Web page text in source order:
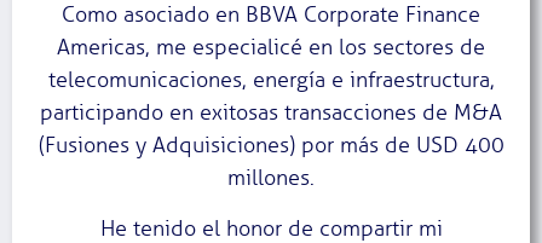
Como asociado en BBVA Corporate Finance
Americas, me especialicé en los sectores de
telecomunicaciones, energía e infraestructura,
participando en exitosas transacciones de M&A
(Fusiones y Adquisiciones) por más de USD 400
millones.
He tenido el honor de compartir mi